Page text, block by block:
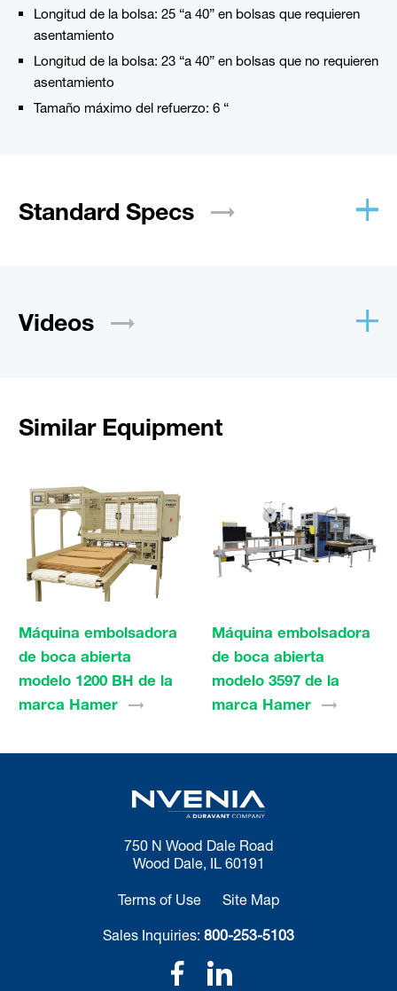
Longitud de la bolsa: 25 “a 40” en bolsas que requieren
asentamiento
Longitud de la bolsa: 23 “a 40” en bolsas que no requieren
asentamiento
Tamaño máximo del refuerzo: 6 “
Standard Specs
Videos
Similar Equipment
Máquina embolsadora
de boca abierta
modelo 1200 BH de la
marca Hamer
Máquina embolsadora
de boca abierta
modelo 3597 de la
marca Hamer
750 N Wood Dale Road
Wood Dale, IL 60191
Terms of Use Site Map
Sales Inquiries: 800-253-5103